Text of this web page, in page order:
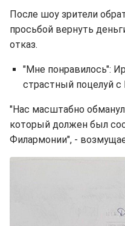
После шоу зрители
просьбой вернуть
отказ.
"Мне понравилось":
страстный поцелуй
"Нас масштабно
который должен был
Филармонии", -